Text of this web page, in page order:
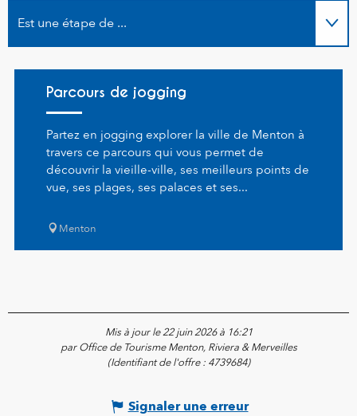
Est une étape de ...
En lien avec
Sur place
Parcours de jogging
Partez en jogging explorer la ville de Menton à
travers ce parcours qui vous permet de
découvrir la vieille-ville, ses meilleurs points de
vue, ses plages, ses palaces et ses...
Menton
Mis à jour le 22 juin 2026 à 16:21
par Office de Tourisme Menton, Riviera & Merveilles
(Identifiant de l'offre : 4739684)
Signaler une erreur